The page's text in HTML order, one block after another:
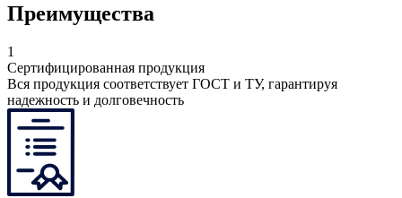
Преимущества
1
Сертифицированная продукция
Вся продукция соответствует ГОСТ и ТУ, гарантируя
надежность и долговечность